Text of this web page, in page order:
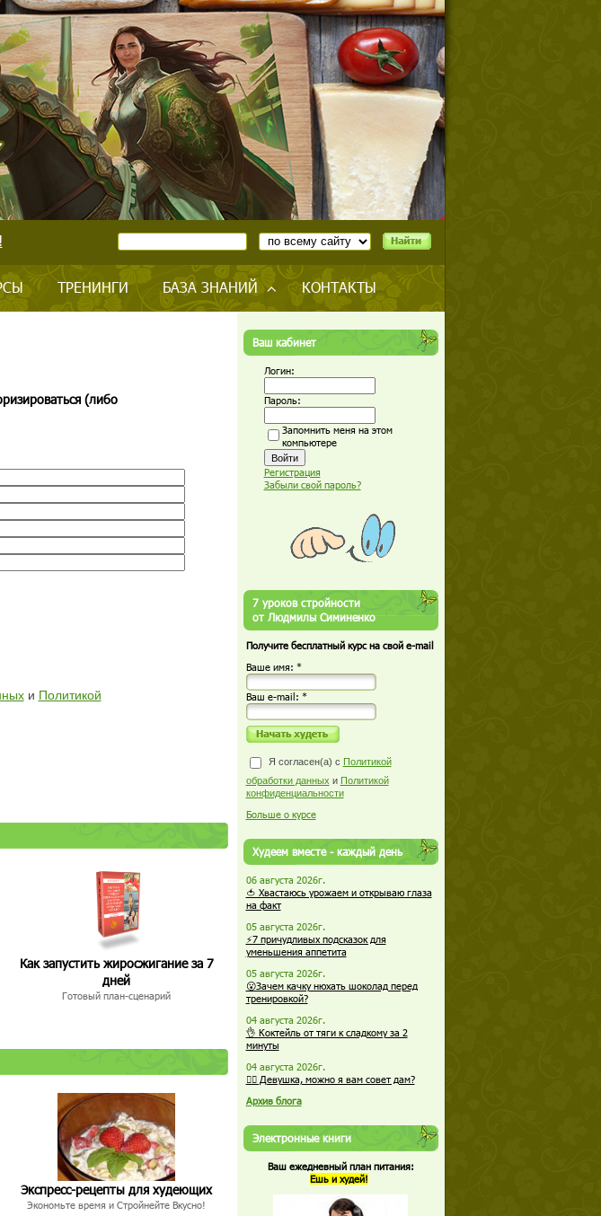
ТРЕНИНГИ БАЗА ЗНАНИЙ КОНТАКТЫ
(либо
и Политикой
Как запустить жиросжигание за 7
дней
Готовый план-сценарий
Экспресс-рецепты для худеющих
Экономьте время и Стройнейте Вкусно!
Ваш кабинет
Логин:
Пароль:
Запомнить меня на этом
компьютере
Регистрация
Забыли свой пароль?
7 уроков стройности
от Людмилы Симиненко
Получите бесплатный курс на свой e-mail
Ваше имя: *
Ваш е-mail: *
Я согласен(а) с Политикой
обработки данных и Политикой
конфиденциальности
Больше о курсе
Худеем вместе - каждый день
06 августа 2026г.
🍅 Хвастаюсь урожаем и открываю глаза
на факт
05 августа 2026г.
⚡7 причудливых подсказок для
уменьшения аппетита
05 августа 2026г.
😮Зачем качку нюхать шоколад перед
тренировкой?
04 августа 2026г.
👌 Коктейль от тяги к сладкому за 2
минуты
04 августа 2026г.
🏋️‍♀️ Девушка, можно я вам совет дам?
Архив блога
Электронные книги
Ваш ежедневный план питания:
Ешь и худей!